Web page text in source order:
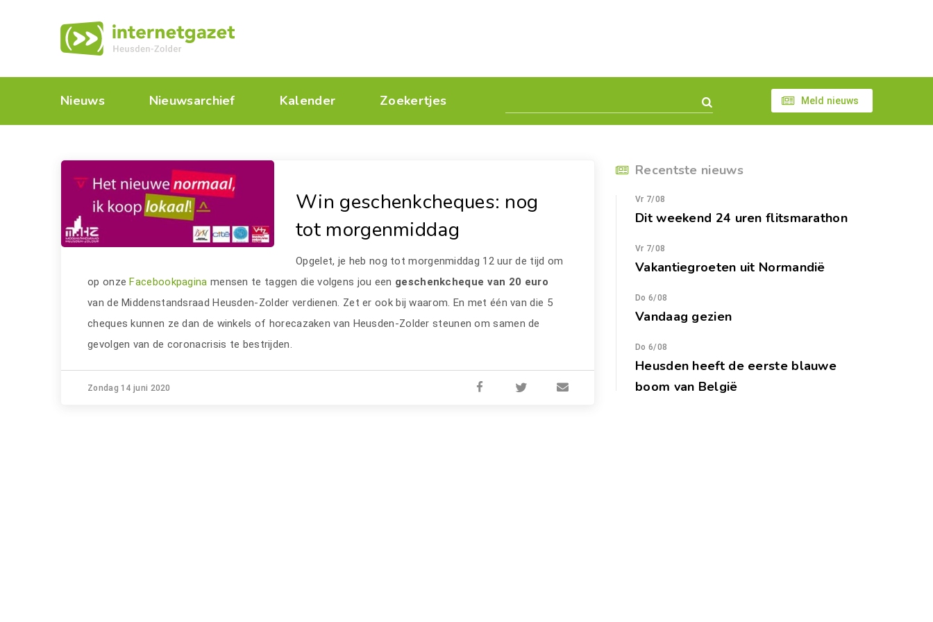
Nieuws Nieuwsarchief Kalender Zoekertjes Meld nieuws
Win geschenkcheques: nog
tot morgenmiddag
Opgelet, je heb nog tot morgenmiddag 12 uur de tijd om
op onzeFacebookpagina mensen te taggen die volgens jou een geschenkcheque van 20 euro
van de Middenstandsraad Heusden-Zolder verdienen. Zet er ook bij waarom. En met één van die 5
cheques kunnen ze dan de winkels of horecazaken van Heusden-Zolder steunen om samen de
gevolgen van de coronacrisis te bestrijden.
Zondag 14 juni 2020
Recentste nieuws
Vr 7/08
Dit weekend 24 uren flitsmarathon
Vr 7/08
Vakantiegroeten uit Normandië
Do 6/08
Vandaag gezien
Do 6/08
Heusden heeft de eerste blauwe
boom van België